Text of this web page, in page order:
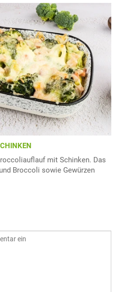
mit Schinken. Das
Broccoli sowie Gewürzen